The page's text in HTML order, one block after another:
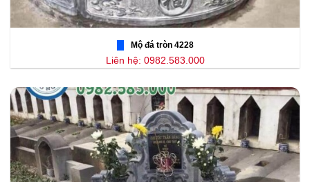
Mộ đá tròn 4228
Liên hệ: 0982.583.000